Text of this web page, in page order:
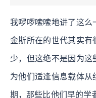
我啰啰嗦嗦地讲了这么
金斯所在的世代其实有
少，但这绝不是因为这
为他们适逢信息载体
期，那些比他们早的学